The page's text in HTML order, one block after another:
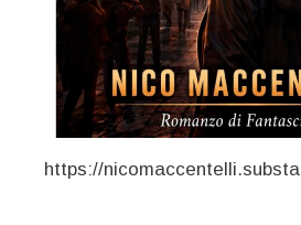
https://